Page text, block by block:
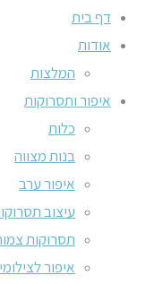
דף בית
אודות
המלצות
איפור ותסרוקות
כלות
בנות מצווה
איפור ערב
עיצוב
תסרוקות
איפור